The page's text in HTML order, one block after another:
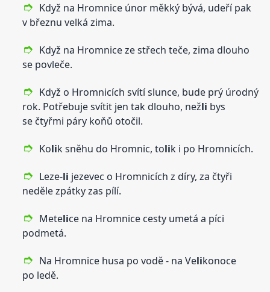
Když na Hromnice únor měkký bývá, udeří pak
v březnu velká zima.
Když na Hromnice ze střech teče, zima dlouho
se povleče.
Když o Hromnicích svítí slunce, bude prý úrodný
rok. Potřebuje svítit jen tak dlouho, nežli bys
se čtyřmi páry koňů otočil.
Kolik sněhu do Hromnic, tolik i po Hromnicích.
Leze-li jezevec o Hromnicích z díry, za čtyři
neděle zpátky zas pílí.
Metelice na Hromnice cesty umetá a píci
podmetá.
Na Hromnice husa po vodě - na Velikonoce
po ledě.